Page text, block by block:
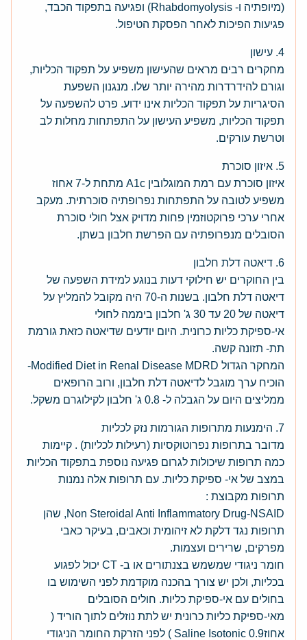
(מיופתיה ו- Rhabdomyolysis) ופגיעה בתפקוד הכבד,
פגיעות הפיכות לאחר הפסקת הטיפול.
4. עישון
מחקרים רבים מראים שהעישון משפיע על תפקוד הכליות,
וגורם להידרדרות מהירה יותר שלו. מנגנון השפעת
הסיגריות על תפקוד הכליות אינו ידוע. פרט להשפעה על
תפקוד הכליות, משפיע העישון על התפתחות מחלות לב
וטרשת עורקים.
5. איזון סוכרת
איזון סוכרת עם רמת המוגלובין A1c מתחת ל-7 אחוז
משפיע לטובה על התפתחות נפרופתיה סוכרתית. מעקב
אחרי ערכי פרוקטוזמין פחות מדויק אצל חולי סוכרת
הסובלים מנפרופתיה עם הפרשת חלבון בשתן.
6. דיאטה דלת חלבון
בין החוקרים יש חילוקי דעות בנוגע למידת השפעה של
דיאטה דלת חלבון. בשנות ה-70 היה מקובל להמליץ על
דיאטה של 20 עד 30 ג' חלבון ביממה לחולי
אי-ספיקת כליות כרונית. היום יודעים שדיאטה כזאת גורמת
תת- תזונה קשה.
המחקר הגדול Modified Diet in Renal Disease MDRD-
הוכיח ערך מוגבל לדיאטה דלת חלבון, ורוב הרופאים
ממליצים היום על הגבלה ל- 0.8 ג' חלבון לקילוגרם משקל.
7. הימנעות מתרופות הגורמות נזק לכליות
מדובר בתרופות נפרוטוקסיות (רעילות לכליות) . קיימות
כמה תרופות שיכולות לגרום פגיעה נוספת בתפקוד הכליות
במצב של אי- ספיקת כליות. עם תרופות אלה נמנות
תרופות מקבוצת :
Non Steroidal Anti Inflammatory Drug-NSAID, שהן
תרופות נגד דלקת לא זיהומית וכאבים, בעיקר כאבי
מפרקים, שרירים ועצמות.
חומר ניגודי שמשמש בצנתורים או ב- CT יכול לפגוע
בכליות, ולכן יש צורך בהכנה מוקדמת לפני השימוש בו
בחולים עם אי-ספיקת כליות. חולים הסובלים
מאי-ספיקת כליות כרונית יש לתת נוזלים לתוך הוריד (
אחוזSaline Isotonic 0.9 ) לפני הזרקת החומר הניגודי